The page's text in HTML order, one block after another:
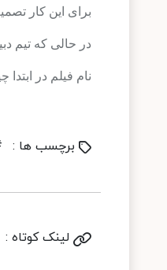
برای این کار
در حالی که تیم
نام فیلم در ابتدا چیز دیگری بود
برچسب ها :
لینک کوتاه :